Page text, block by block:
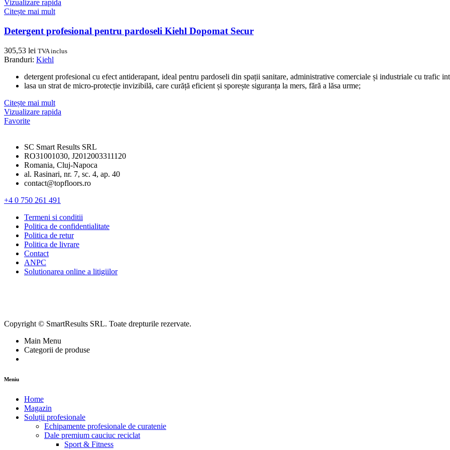
Vizualizare rapida
Citește mai mult
Detergent profesional pentru pardoseli Kiehl Dopomat Secur
305,53 lei TVA inclus
Branduri: Kiehl
detergent profesional cu efect antiderapant, ideal pentru pardoseli din spații sanitare, administrative comerciale și industriale cu trafic
lasa un strat de micro-protecție invizibilă, care curăță eficient și sporește siguranța la mers, fără a lăsa urme;
Citește mai mult
Vizualizare rapida
Favorite
SC Smart Results SRL
RO31001030, J2012003311120
Romania, Cluj-Napoca
al. Rasinari, nr. 7, sc. 4, ap. 40
contact@topfloors.ro
+4 0 750 261 491
Termeni si conditii
Politica de confidentialitate
Politica de retur
Politica de livrare
Contact
ANPC
Solutionarea online a litigiilor
Copyright © SmartResults SRL. Toate drepturile rezervate.
Main Menu
Categorii de produse
Meniu
Home
Magazin
Soluții profesionale
Echipamente profesionale de curatenie
Dale premium cauciuc reciclat
Sport & Fitness